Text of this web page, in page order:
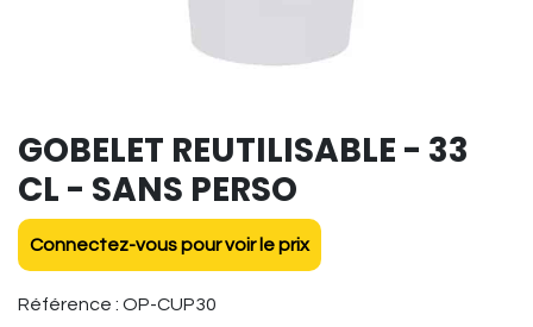
GOBELET REUTILISABLE - 33
CL - SANS PERSO
Connectez-vous pour voir le prix
Référence : OP-CUP30